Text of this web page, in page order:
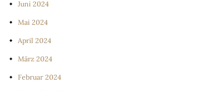
Juni 2024
Mai 2024
April 2024
März 2024
Februar 2024